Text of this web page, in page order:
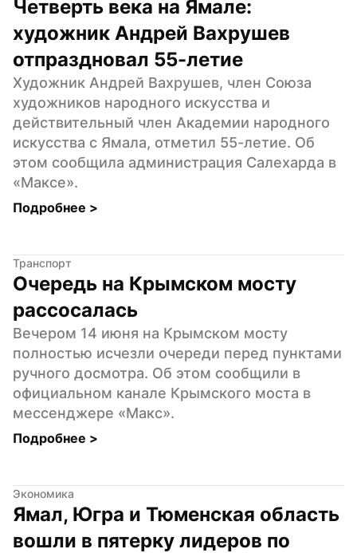
Четверть века на Ямале:
художник Андрей Вахрушев
отпраздновал 55-летие
Художник Андрей Вахрушев, член Союза
художников народного искусства и
действительный член Академии народного
искусства с Ямала, отметил 55-летие. Об
этом сообщила администрация Салехарда в
«Максе».
Подробнее >
Транспорт
Очередь на Крымском мосту
рассосалась
Вечером 14 июня на Крымском мосту
полностью исчезли очереди перед пунктами
ручного досмотра. Об этом сообщили в
официальном канале Крымского моста в
мессенджере «Макс».
Подробнее >
Экономика
Ямал, Югра и Тюменская область
вошли в пятерку лидеров по